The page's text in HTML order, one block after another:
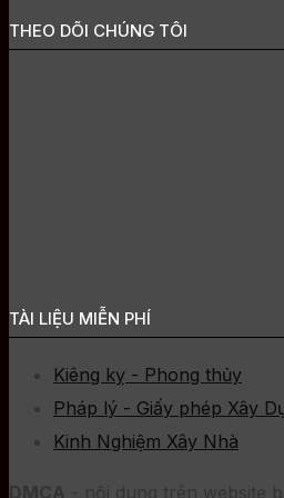
THEO DÕI CHÚNG TÔI
TÀI LIỆU MIỄN PHÍ
Kiêng kỵ - Phong thủy
Pháp lý - Giấy phép Xây
Kinh Nghiệm Xây Nhà
DMCA - nội dung trên website